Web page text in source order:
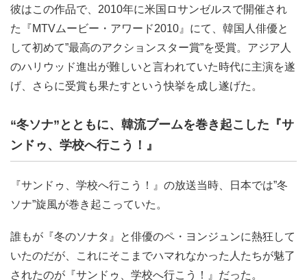
彼はこの作品で、2010年に米国ロサンゼルスで開催され
た『MTVムービー・アワード2010』にて、韓国人俳優と
して初めて”最高のアクションスター賞”を受賞。アジア人
のハリウッド進出が難しいと言われていた時代に主演を遂
げ、さらに受賞も果たすという快挙を成し遂げた。
“冬ソナ”とともに、韓流ブームを巻き起こした『サ
ンドゥ、学校へ行こう！』
『サンドゥ、学校へ行こう！』の放送当時、日本では”冬
ソナ”旋風が巻き起こっていた。
誰もが『冬のソナタ』と俳優のペ・ヨンジュンに熱狂して
いたのだが、これにそこまでハマれなかった人たちが魅了
されたのが『サンドゥ、学校へ行こう！』だった。